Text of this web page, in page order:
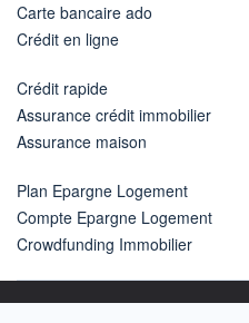
Carte bancaire ado
Crédit en ligne
Crédit rapide
Assurance crédit immobilier
Assurance maison
Plan Epargne Logement
Compte Epargne Logement
Crowdfunding Immobilier